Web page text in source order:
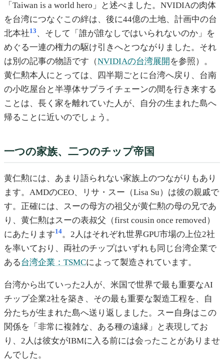
「Taiwan is a world hero」と述べました。NVIDIAの肉体
を台湾につなぐこの絆は、後に44億の土地、計画中の台
北本社13 、そして「誰が誰なしではいられないのか」を
めぐる一連の権力の駆け引きへとつながりました。それ
は別の記事の物語です（NVIDIAの台湾展開 を参照）。
黄仁勲本人にとっては、四半期ごとに台湾へ戻り、台南
の小吃屋台と半導体サプライチェーンの間を行き来する
ことは、長く家を離れていた人が、自分の生まれた島へ
帰ることに近いのでしょう。
一つの家族、二つのチップ帝国
黄仁勲には、あまり語られない家族上のつながりもあり
ます。AMDのCEO、リサ・スー（Lisa Su）は彼の親戚で
す。正確には、スーの母方の祖父が黄仁勲の母の兄であ
り、黄仁勲はスーの表叔父（first cousin once removed）
にあたります14。2人はそれぞれ世界GPU市場の上位2社
を率いており、両社のチップはいずれも同じ台湾企業で
ある台湾企業：TSMCによって製造されています。
台湾から出ていった2人が、米国で世界で最も重要なAI
チップ企業2社を築き、その最も重要な製造工程を、自
分たちが生まれた島へ送り返しました。スー自身はこの
関係を「非常に複雑な、ある種の遠縁」と表現してお
り、2人は彼女がIBMに入る前には会ったことがありませ
んでした。